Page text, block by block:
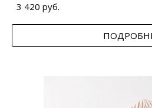
3 420 руб.